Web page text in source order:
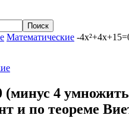
Математические -
(минус 4
и по теореме